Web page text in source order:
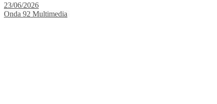
23/06/2026
Onda 92 Multimedia